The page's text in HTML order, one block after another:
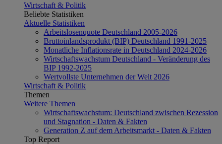
Wirtschaft & Politik
Beliebte Statistiken
Aktuelle Statistiken
Arbeitslosenquote Deutschland 2005-2026
Bruttoinlandsprodukt (BIP) Deutschland 1991-2025
Monatliche Inflationsrate in Deutschland 2024-2026
Wirtschaftswachstum Deutschland - Veränderung des
BIP 1992-2025
Wertvollste Unternehmen der Welt 2026
Wirtschaft & Politik
Themen
Weitere Themen
Wirtschaftswachstum: Deutschland zwischen Rezession
und Stagnation - Daten & Fakten
Generation Z auf dem Arbeitsmarkt - Daten & Fakten
Top Report